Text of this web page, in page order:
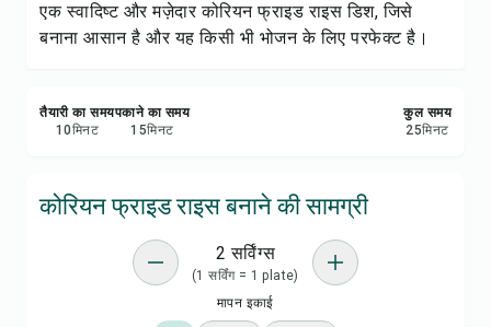
सेव करें
एक स्वादिष्ट और मज़ेदार कोरियन फ्राइड राइस डिश, जिसे
बनाना आसान है और यह किसी भी भोजन के लिए परफेक्ट है।
तैयारी का समय
10मिनट
पकाने का समय
15मिनट
कुल समय
25मिनट
कोरियन फ्राइड राइस बनाने की सामग्री
2 सर्विंग्स
(1 सर्विंग = 1 plate)
मापन इकाई